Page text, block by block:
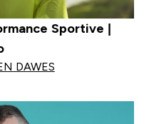
Sportive |
DAWES